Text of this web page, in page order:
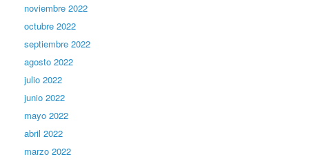
noviembre 2022
octubre 2022
septiembre 2022
agosto 2022
julio 2022
junio 2022
mayo 2022
abril 2022
marzo 2022